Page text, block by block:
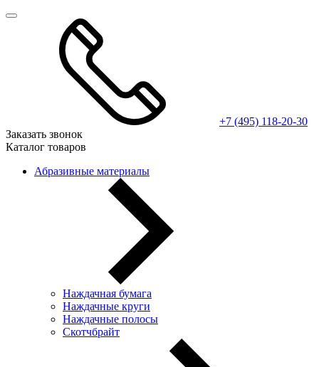
+7 (495) 118-20-30
Заказать звонок
Каталог товаров
Абразивные материалы
Наждачная бумага
Наждачные круги
Наждачные полосы
Скотчбрайт